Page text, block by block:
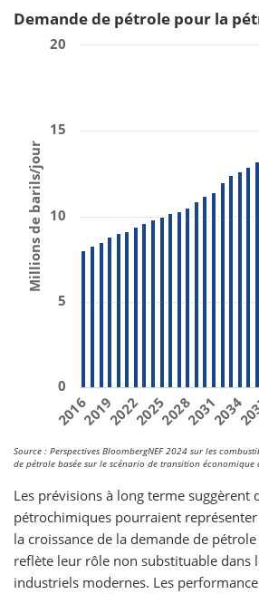
Demande de pétrole pour la
Millions de barils/jour
2016201920222025202820312034
0
10
20
5
15
Source : Perspectives BloombergNEF 2024 sur les
de pétrole basée sur le scénario de transition économique
Les prévisions à long terme suggèrent
pétrochimiques pourraient
la croissance de la demande de
reflète leur rôle non substituable dans
industriels modernes. Les